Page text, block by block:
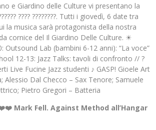
e Giardino delle Culture vi presentano la
???? ????????. Tutti i giovedì, 6 date tra
la musica sarà protagonista della nostra
cornice del Il Giardino Delle Culture. ☀
Outsound Lab (bambini 6-12 anni): “La voce”
12-13: Jazz Talks: tavoli di confronto // ?
Live Fucine Jazz studenti ♪ GASP! Gioele Art
Alessio Dal Checco – Sax Tenore; Samuele
Pietro Gregori – Batteria
Mark Fell. Against Method all’Hangar